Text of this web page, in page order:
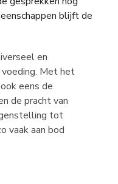
blijft de
en
Met het
eens de
de pracht van
tot
vaak aan bod